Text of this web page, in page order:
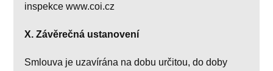
inspekce www.coi.cz
X. Závěrečná ustanovení
Smlouva je uzavírána na dobu určitou, do doby